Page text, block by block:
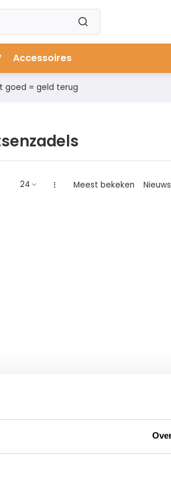
Accessoires
goed = geld terug
Meest bekeken